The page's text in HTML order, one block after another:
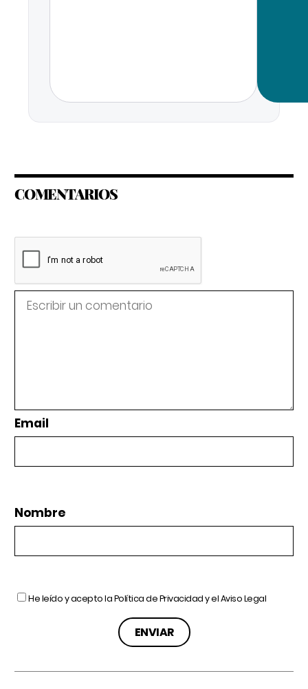
COMENTARIOS
Email
Nombre
He leído y acepto laPolítica de Privacidady elAviso Legal